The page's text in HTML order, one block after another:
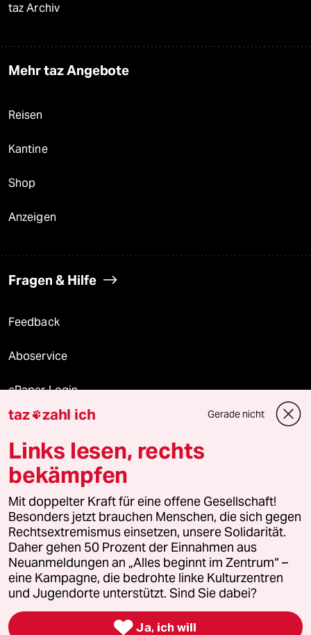
taz Archiv
Mehr taz Angebote
Reisen
Kantine
Shop
Anzeigen
Fragen & Hilfe
Feedback
Aboservice
ePaper Login
Downloads für Abonnierende
© 2026 taz Verlags und Vertriebs GmbH
Alle Rechte vorbehalten. Bei rechtlichen Fragen oder für Genehmigungen
wenden Sie sich bitte an
lizenzen@taz.de
Feedback Redaktionsstatut Kommune-Richtlinien
Leitlinie Informant Datenschutz Impressum AGB
Seitenwende Einwilligungen widerrufen (Ads)
taz zahl ich Gerade nicht
Links lesen, rechts
bekämpfen
Mit doppelter Kraft für eine offene Gesellschaft!
Besonders jetzt brauchen Menschen, die sich gegen
Rechtsextremismus einsetzen, unsere Solidarität.
Daher gehen 50 Prozent der Einnahmen aus
Neuanmeldungen an „Alles beginnt im Zentrum“ –
eine Kampagne, die bedrohte linke Kulturzentren
und Jugendorte unterstützt. Sind Sie dabei?
 Ja, ich will